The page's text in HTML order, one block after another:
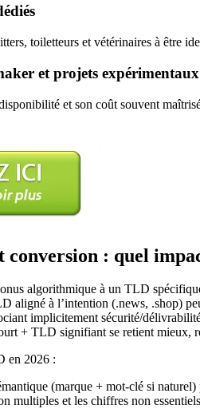
toiletteurs et vétérinaires à être
et projets expérimentaux
et son coût souvent
conversion : quel
algorithmique à un TLD
aligné à l’intention (.news, .shop)
implicitement sécurité/
+ TLD signifiant se retient mieux,
en 2026 :
(marque + mot-clé si
multiples et les chiffres non